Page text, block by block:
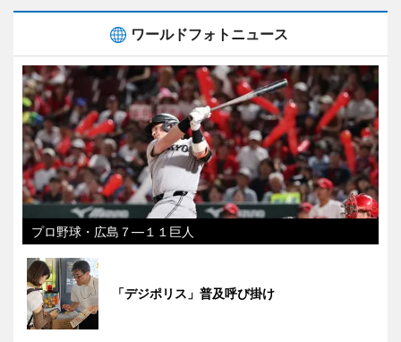
ワールドフォトニュース
プロ野球・広島７―１１巨人
「デジポリス」普及呼び掛け